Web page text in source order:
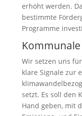
erhöht werden.
bestimmte
Programme
Wir setzen uns
klare Signale zur
setzt. Es soll den
Hand geben, mit